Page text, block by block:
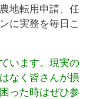
地転用申請、任
に実務を毎日こ
います。現実の
なく皆さんが損
った時はぜひ参